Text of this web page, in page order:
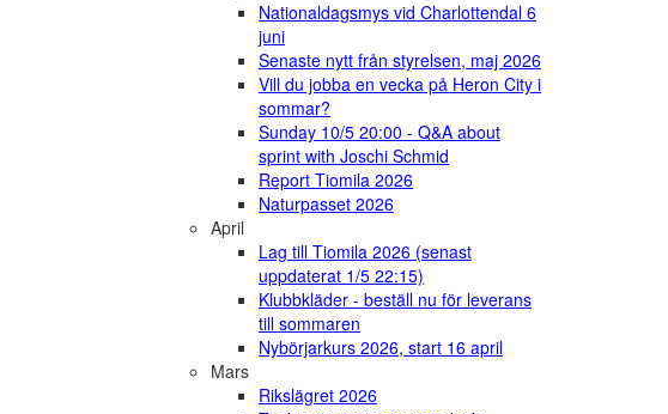
Nationaldagsmys vid Charlottendal 6
juni
Senaste nytt från styrelsen, maj 2026
Vill du jobba en vecka på Heron City i
sommar?
Sunday 10/5 20:00 - Q&A about
sprint with Joschi Schmid
Report Tiomila 2026
Naturpasset 2026
April
Lag till Tiomila 2026 (senast
uppdaterat 1/5 22:15)
Klubbkläder - beställ nu för leverans
till sommaren
Nybörjarkurs 2026, start 16 april
Mars
Rikslägret 2026